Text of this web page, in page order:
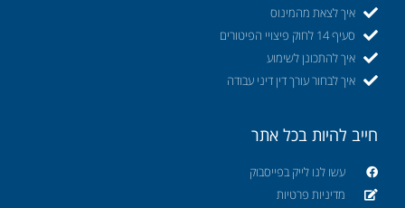
איך לצאת מהמינוס
סעיף 14 לחוק פיצויי הפיטורים
איך להתכונן לשימוע
איך לבחור עורך דין דיני עבודה
חייב להיות בכל אתר
עשו לנו לייק בפייסבוק
מדיניות פרטיות